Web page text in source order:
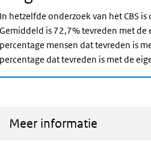
In hetzelfde onderzoek van hetCBS is
Gemiddeld is 72,7% tevreden met
percentage mensen dat tevreden is
percentage dat tevreden is met de
Meer informatie